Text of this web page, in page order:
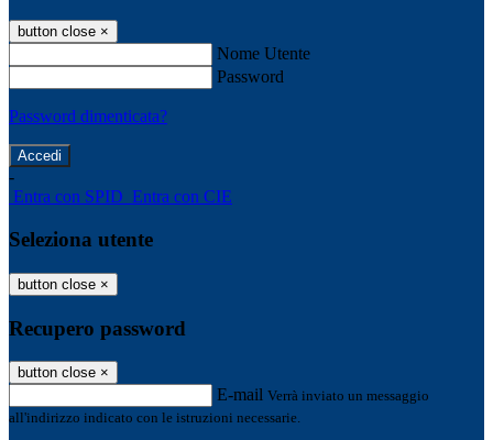
button close ×
Nome Utente
Password
Password dimenticata?
-
Entra con SPID Entra con CIE
Seleziona utente
button close ×
Recupero password
button close ×
E-mail Verrà inviato un messaggio
all'indirizzo indicato con le istruzioni necessarie.